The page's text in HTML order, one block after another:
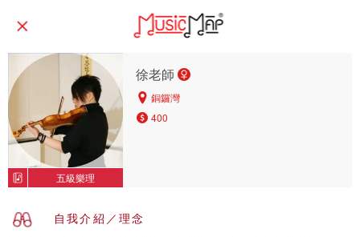
五級樂理
徐老師
銅鑼灣
400
自我介紹／理念